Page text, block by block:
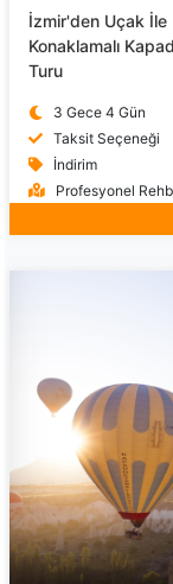
İzmir'den Uçak İle
Konaklamalı
Turu
3 Gece 4 Gün
Taksit Seçeneği
İndirim
Profesyonel